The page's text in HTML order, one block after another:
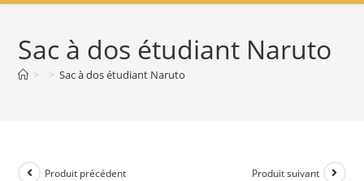
Sac à dos étudiant Naruto
> > Sac à dos étudiant Naruto
Produit précédent Produit suivant